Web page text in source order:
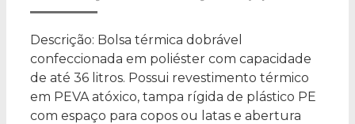
Descrição: Bolsa térmica dobrável
confeccionada em poliéster com capacidade
de até 36 litros. Possui revestimento térmico
em PEVA atóxico, tampa rígida de plástico PE
com espaço para copos ou latas e abertura